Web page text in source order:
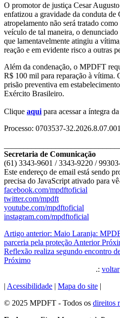
O promotor de justiça Cesar
enfatizou a gravidade da conduta
atropelamento não será tratado
veículo de tal maneira, o
que lamentavelmente atingiu a
reação e em evidente risco a outras
Além da condenação, o MPDFT
R$ 100 mil para reparação à vítima.
prisão preventiva em
Exército Brasileiro.
Clique aqui para acessar a íntegra
Processo: 0703537-
Secretaria de Comunicação
(61) 3343-9601 / 3343-9220 /
Este endereço de email está sendo
precisa do JavaScript ativado para
facebook.com/mpdftoficial
twitter.com/mpdft
youtube.com/mpdftoficial
instagram.com/mpdftoficial
Artigo anterior: Maio Laranja:
parceria pela proteção Anterior
Reflexão realiza segundo encontro
Próximo
.: voltar
| Acessibilidade | Mapa do site |
© 2025 MPDFT - Todos os direitos